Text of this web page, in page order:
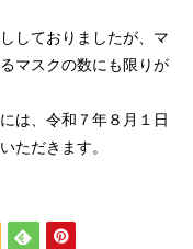
しておりましたが、マ
マスクの数にも限りが
は、令和７年８月１日
ただきます。